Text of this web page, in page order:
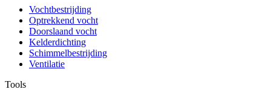
Vochtbestrijding
Optrekkend vocht
Doorslaand vocht
Kelderdichting
Schimmelbestrijding
Ventilatie
Tools